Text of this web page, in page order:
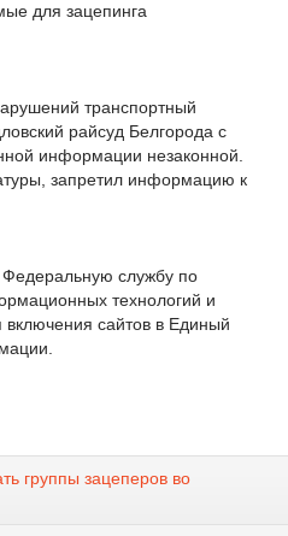
для зацепинга
транспортный
райсуд Белгорода с
информации незаконной.
запретил информацию к
службу по
технологий и
сайтов в Единый
группы зацеперов во